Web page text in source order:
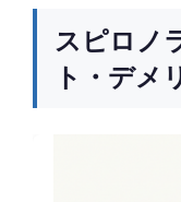
スピロノ
ト・デメ